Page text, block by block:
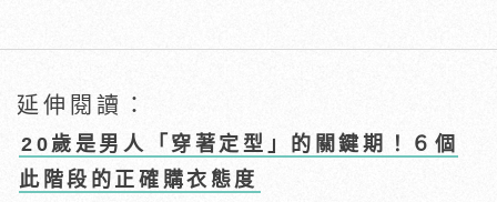
延伸閱讀：
20歲是男人「穿著定型」的關鍵期！６個
此階段的正確購衣態度